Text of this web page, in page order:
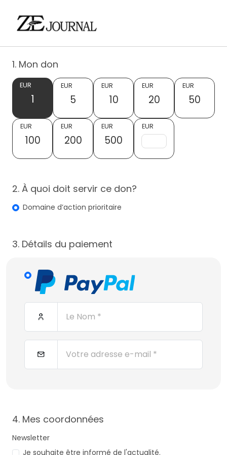
1. Mon don
EUR
1
EUR
5
EUR
10
EUR
20
EUR
50
EUR
100
EUR
200
EUR
500
EUR
2. À quoi doit servir ce don?
Domaine d’action prioritaire
3. Détails du paiement
4. Mes coordonnées
Newsletter
Je souhaite être informé de l'actualité.